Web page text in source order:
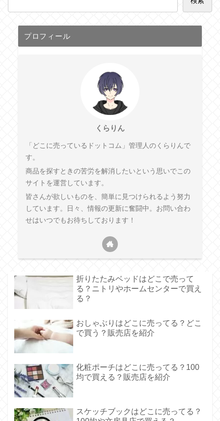
プロフィール
くらりん
「どこに売っているドットコム」管理人のくらりんで
す。
商品を探すときの苦労を解消したいという思いでこの
サイトを運営しています。
皆さんが欲しいものを、簡単に見つけられるよう努力
しています。日々、情報の更新に奮闘中。お問い合わ
せはいつでもお待ちしております！
折りたたみベッドはどこで売って
る？ニトリやホームセンターで買え
る？
おしゃぶりはどこに売ってる？どこ
で買う？販売店を紹介
化粧ポーチはどこに売ってる？100
均で買える？販売店を紹介
スケッチブックはどこに売ってる？